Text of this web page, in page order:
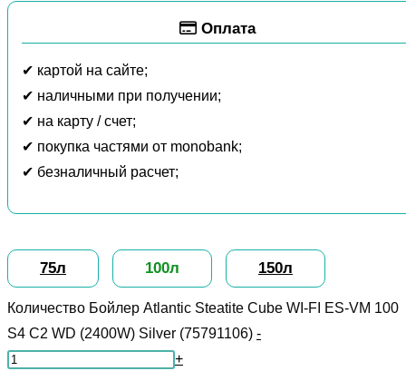
Оплата
✔ картой на сайте;
✔ наличными при получении;
✔ на карту / счет;
✔ покупка частями от monobank;
✔ безналичный расчет;
75л 100л 150л
Количество Бойлер Atlantic Steatite Cube WI-FI ES-VM 100
S4 C2 WD (2400W) Silver (75791106) -
+